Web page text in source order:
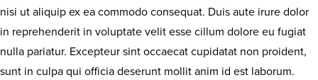
nisi ut aliquip ex ea commodo consequat. Duis aute irure dolor
in reprehenderit in voluptate velit esse cillum dolore eu fugiat
nulla pariatur. Excepteur sint occaecat cupidatat non proident,
sunt in culpa qui officia deserunt mollit anim id est laborum.